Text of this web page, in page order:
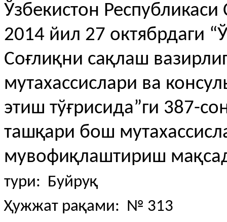
Ўзбекистон
2014 йил 27 октябрдаги
Соғлиқни сақлаш
мутахассислари ва
этиш тўғрисида”ги 387-
ташқари бош
мувофиқлаштириш
тури: Буйруқ
Ҳужжат рақами: № 313